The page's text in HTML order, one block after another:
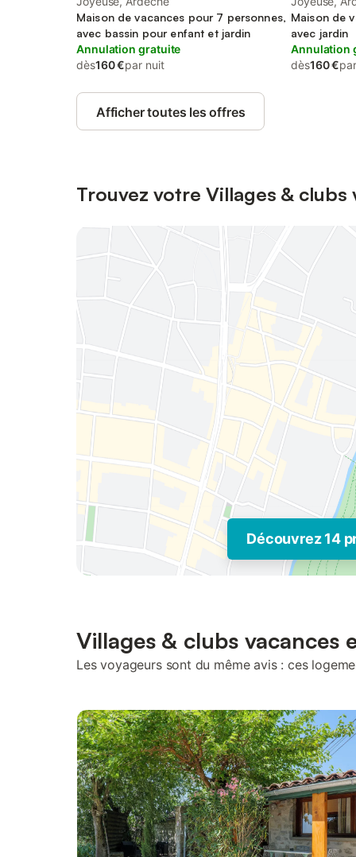
Maison de vacances pour 7 personnes,
avec bassin pour enfant et jardin
Annulation gratuite
dès160 €par nuit
Maison de
avec jardin
Annulation
dès160 €
Afficher toutes les offres
Trouvez votre Villages & clubs
Découvrez 14
Villages & clubs vacances
Les voyageurs sont du même avis : ces